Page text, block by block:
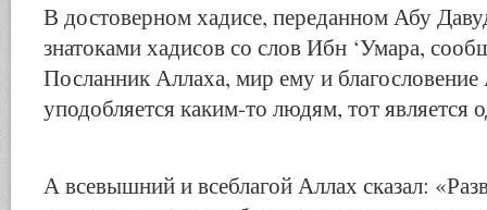
В достоверном хадисе, переданном Абу
знатоками хадисов со слов Ибн ‘Умара,
Посланник Аллаха, мир ему и благословение
уподобляется каким-то людям, тот является
А всевышний и всеблагой Аллах сказал: